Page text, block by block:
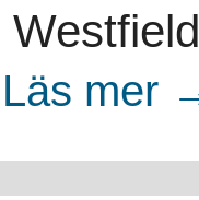
Läs mer